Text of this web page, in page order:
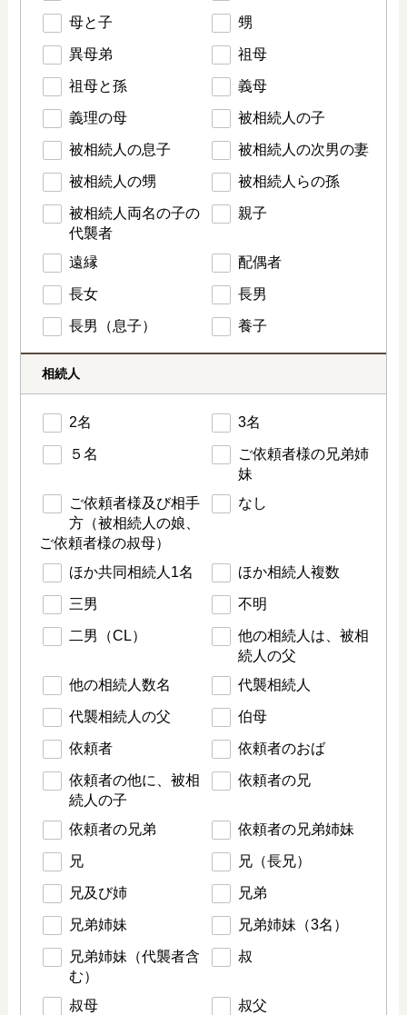
母と子 甥
異母弟 祖母
祖母と孫 義母
義理の母 被相続人の子
被相続人の息子 被相続人の次男の妻
被相続人の甥 被相続人らの孫
被相続人両名の子の
代襲者
親子
遠縁 配偶者
長女 長男
長男（息子） 養子
相続人
2名 3名
５名
ご依頼者様の兄弟姉
妹
ご依頼者様及び相手
方（被相続人の娘、
ご依頼者様の叔母）
なし
ほか共同相続人1名 ほか相続人複数
三男 不明
二男（CL）
他の相続人は、被相
続人の父
他の相続人数名
代襲相続人
代襲相続人の父 伯母
依頼者 依頼者のおば
依頼者の他に、被相
続人の子
依頼者の兄
依頼者の兄弟 依頼者の兄弟姉妹
兄 兄（長兄）
兄及び姉 兄弟
兄弟姉妹 兄弟姉妹（3名）
兄弟姉妹（代襲者含
む）
叔
叔母 叔父